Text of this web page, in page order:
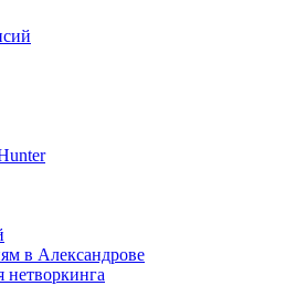
в Александрове
нетворкинга